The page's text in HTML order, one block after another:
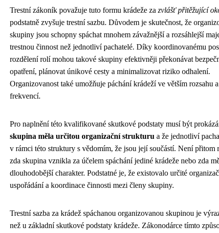
Trestní zákoník považuje tuto formu krádeže za zvlášť přitěžující
podstatně zvyšuje trestní sazbu. Důvodem je skutečnost, že
skupiny jsou schopny spáchat mnohem závažnější a rozsáhlejší
trestnou činnost než jednotliví pachatelé. Díky koordinovanému
rozdělení rolí mohou takové skupiny efektivněji překonávat
opatření, plánovat únikové cesty a minimalizovat riziko odhalení.
Organizovanost také umožňuje páchání krádeží ve větším rozsahu
frekvencí.
Pro naplnění této kvalifikované skutkové podstaty musí být
skupina měla určitou organizační strukturu a že jednotliví
v rámci této struktury s vědomím, že jsou její součástí. Není přitom
zda skupina vznikla za účelem spáchání jediné krádeže nebo zda
dlouhodobější charakter. Podstatné je, že existovalo určité
uspořádání a koordinace činnosti mezi členy skupiny.
Trestní sazba za krádež spáchanou organizovanou skupinou je
než u základní skutkové podstaty krádeže. Zákonodárce tímto